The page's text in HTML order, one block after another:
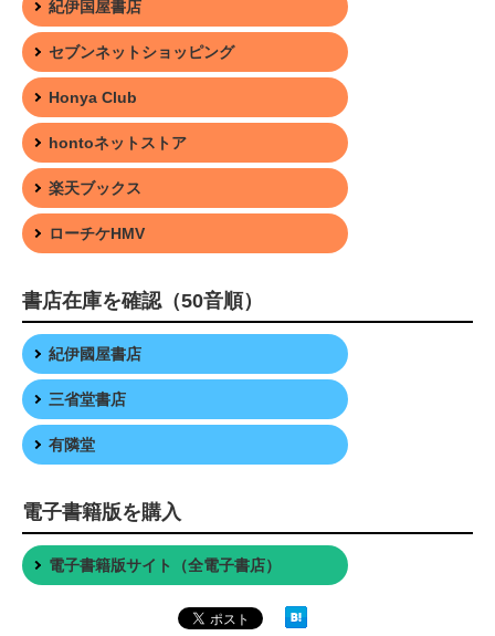
紀伊国屋書店
セブンネットショッピング
Honya Club
hontoネットストア
楽天ブックス
ローチケHMV
書店在庫を確認（50音順）
紀伊國屋書店
三省堂書店
有隣堂
電子書籍版を購入
電子書籍版サイト（全電子書店）